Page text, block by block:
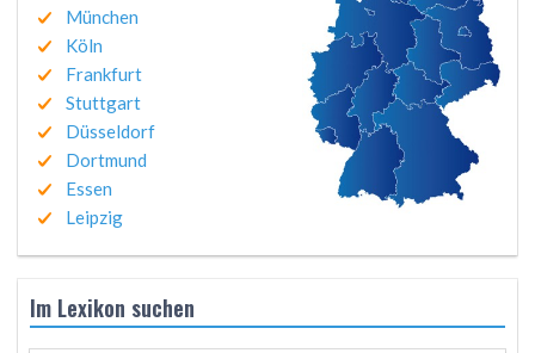
München
Köln
Frankfurt
Stuttgart
Düsseldorf
Dortmund
Essen
Leipzig
Im Lexikon suchen